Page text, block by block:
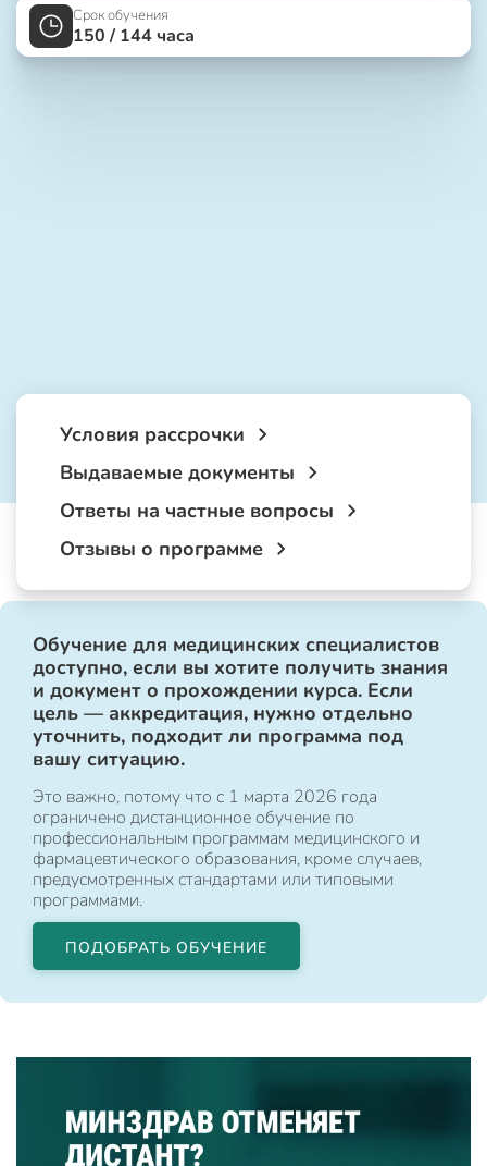
Срок обучения
150 / 144 часа
Условия рассрочки
Выдаваемые документы
Ответы на частные вопросы
Отзывы о программе
Обучение для медицинских специалистов
доступно, если вы хотите получить знания
и документ о прохождении курса. Если
цель — аккредитация, нужно отдельно
уточнить, подходит ли программа под
вашу ситуацию.
Это важно, потому что с 1 марта 2026 года
ограничено дистанционное обучение по
профессиональным программам медицинского и
фармацевтического образования, кроме случаев,
предусмотренных стандартами или типовыми
программами.
ПОДОБРАТЬ ОБУЧЕНИЕ